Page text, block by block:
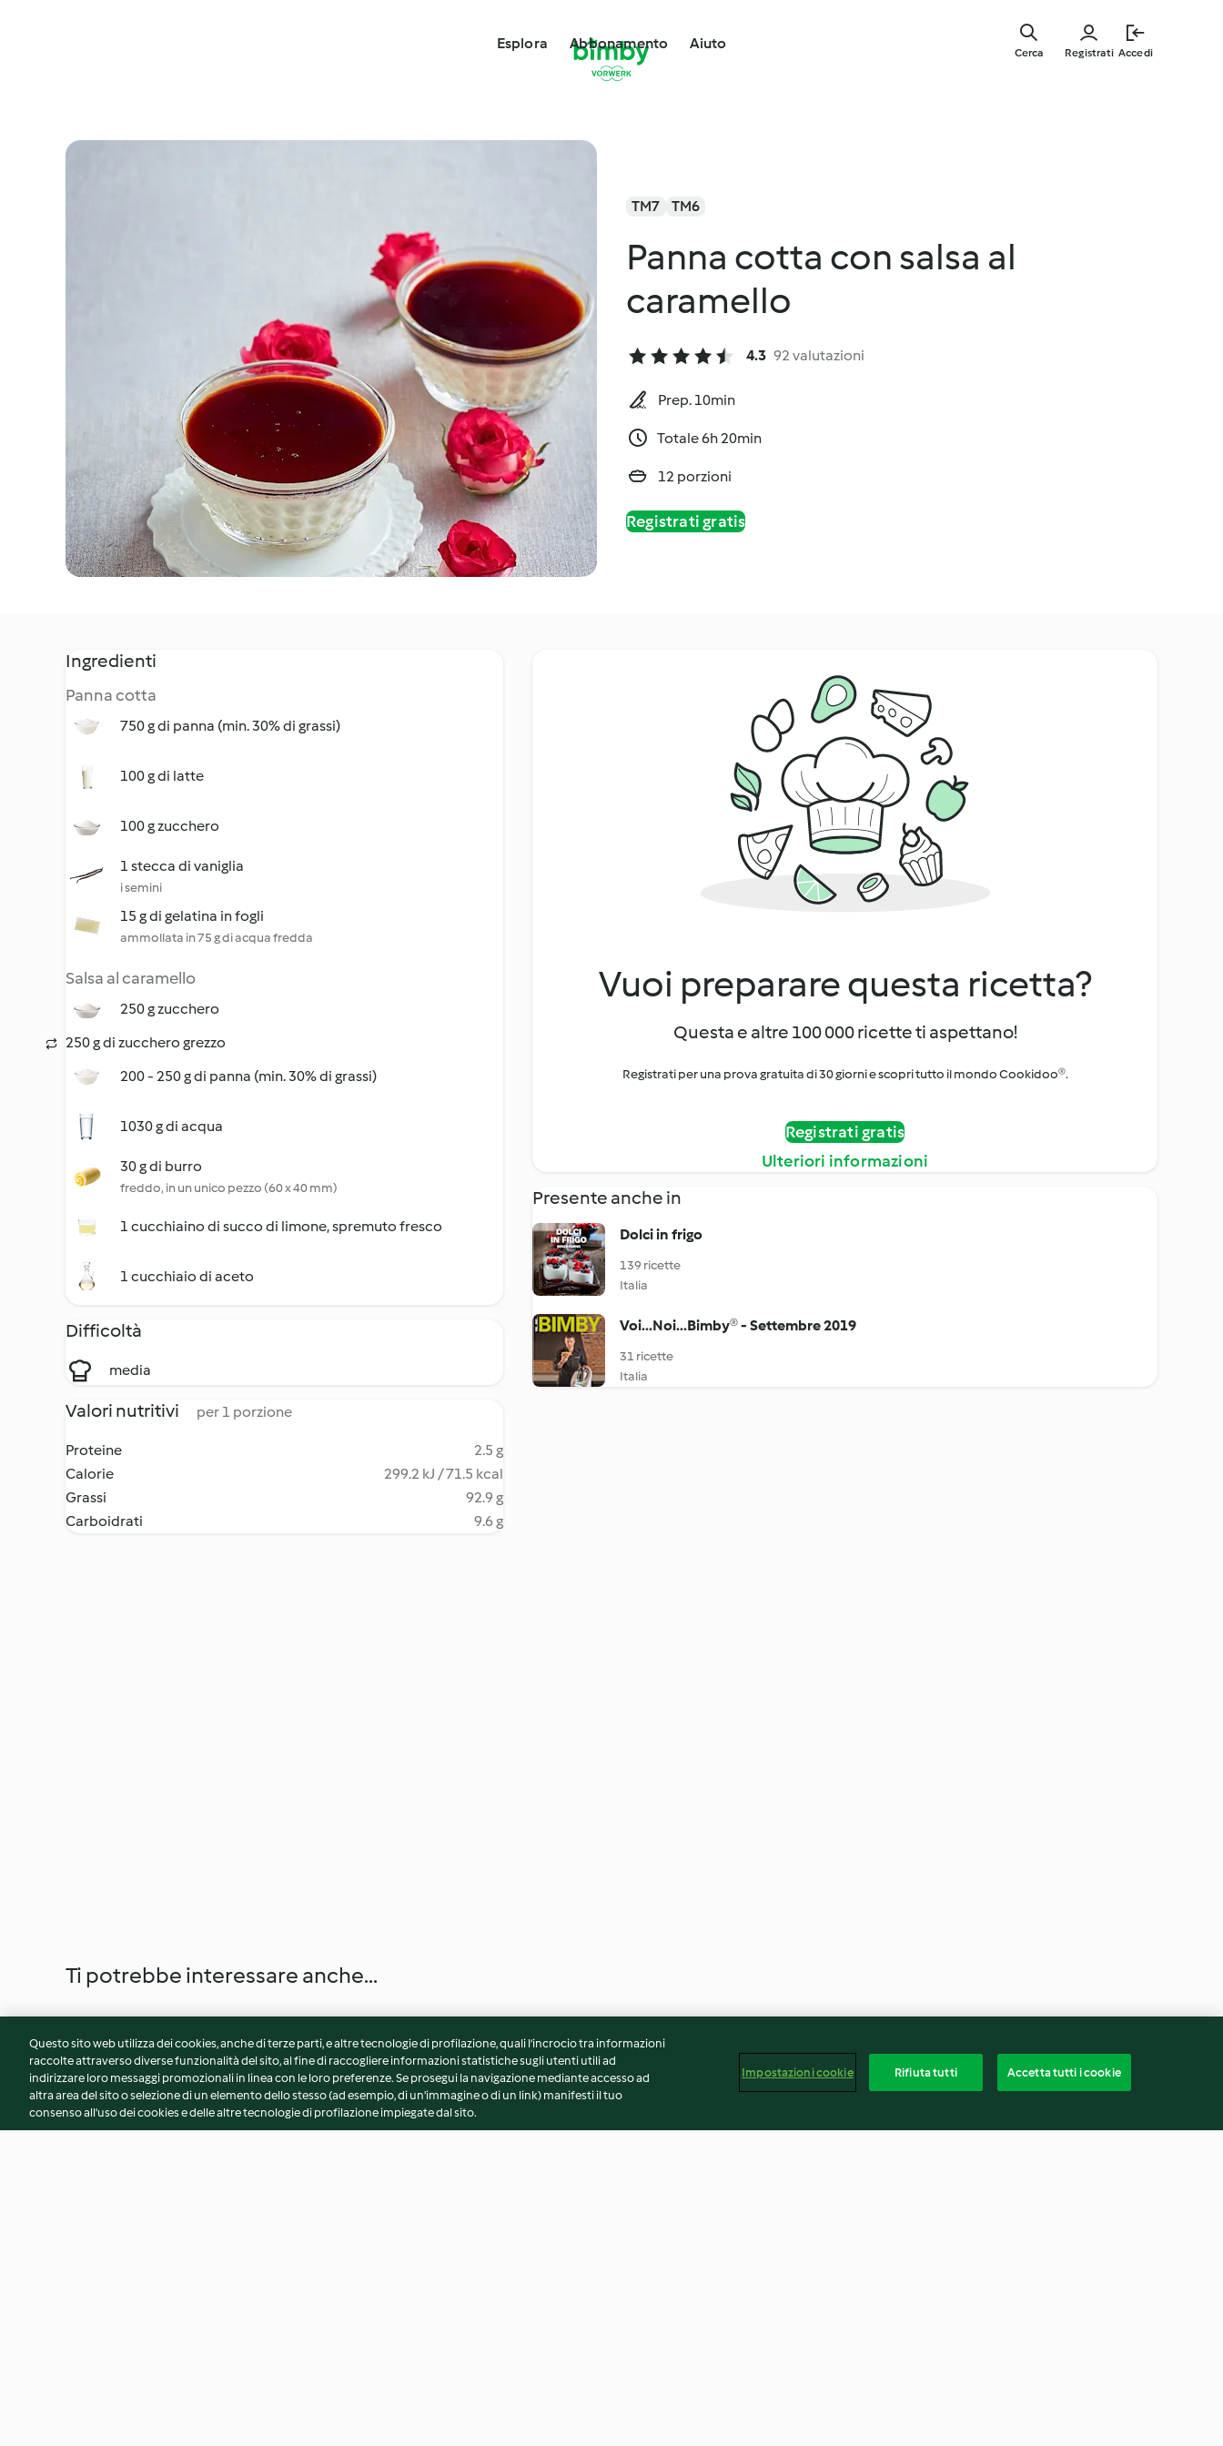
Esplora Abbonamento Aiuto
Registrati Accedi
Cerca
TM7 TM6
Panna cotta con salsa al
caramello
4.3 92 valutazioni
Prep. 10min
Totale 6h 20min
12 porzioni
Registrati gratis
Ingredienti
Panna cotta
750 g di panna (min. 30% di grassi)
100 g di latte
100 g zucchero
1 stecca di vaniglia
i semini
15 g di gelatina in fogli
ammollata in 75 g di acqua fredda
Salsa al caramello
250 g zucchero
250 g di zucchero grezzo
200 - 250 g di panna (min. 30% di grassi)
1030 g di acqua
30 g di burro
freddo, in un unico pezzo (60 x 40 mm)
1 cucchiaino di succo di limone, spremuto fresco
1 cucchiaio di aceto
Difficoltà
media
Valori nutritivi per 1 porzione
Proteine
2.5 g
Calorie
299.2 kJ / 71.5 kcal
Grassi
92.9 g
Carboidrati
9.6 g
Vuoi preparare questa ricetta?
Questa e altre 100 000 ricette ti aspettano!
Registrati per una prova gratuita di 30 giorni e scopri tutto il mondo Cookidoo®.
Registrati gratis
Ulteriori informazioni
Presente anche in
Dolci in frigo
139 ricette
Italia
Voi...Noi...Bimby® - Settembre 2019
31 ricette
Italia
Ti potrebbe interessare anche...
Questo sito web utilizza dei cookies, anche di terze parti, e altre tecnologie di profilazione, quali l’incrocio tra informazioni
raccolte attraverso diverse funzionalità del sito, al fine di raccogliere informazioni statistiche sugli utenti utili ad
indirizzare loro messaggi promozionali in linea con le loro preferenze. Se prosegui la navigazione mediante accesso ad
altra area del sito o selezione di un elemento dello stesso (ad esempio, di un'immagine o di un link) manifesti il tuo
consenso all'uso dei cookies e delle altre tecnologie di profilazione impiegate dal sito.
Impostazioni cookie Rifiuta tutti Accetta tutti i cookie